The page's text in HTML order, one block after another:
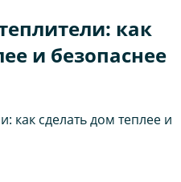
как
и безопаснее